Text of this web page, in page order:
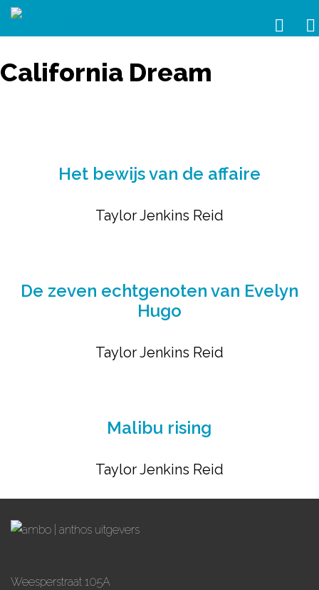
California Dream
Het bewijs van de affaire
Taylor Jenkins Reid
De zeven echtgenoten van Evelyn
Hugo
Taylor Jenkins Reid
Malibu rising
Taylor Jenkins Reid
Weesperstraat 105A